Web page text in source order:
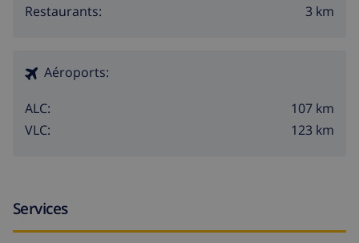
Restaurants:
3 km
Aéroports:
ALC:
107 km
VLC:
123 km
Services